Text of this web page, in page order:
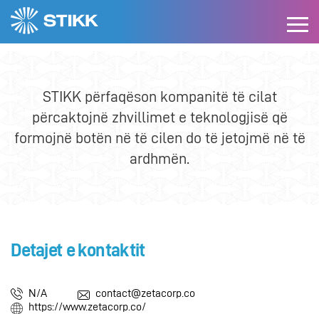
Anëtarët ZETA Corporation
STIKK përfaqëson kompanitë të cilat
përcaktojnë zhvillimet e teknologjisë që
formojnë botën në të cilen do të jetojmë në të
ardhmën.
Detajet e kontaktit
N/A
contact@zetacorp.co
https://www.zetacorp.co/